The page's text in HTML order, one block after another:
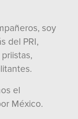
soy
del PRI,
el
México.